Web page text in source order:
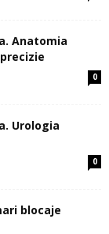
Anatomia
0
Urologia
0
blocaje